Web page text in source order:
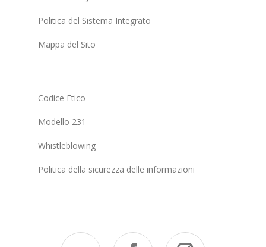
Politica del Sistema Integrato
Mappa del Sito
Codice Etico
Modello 231
Whistleblowing
Politica della sicurezza delle informazioni